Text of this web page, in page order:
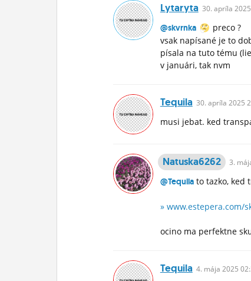
Lytaryta 30. apríla
@skvrnka
preco ?
vsak napísané je to
písala na tuto tému
v januári, tak nvm
Tequila 30. apríla 2025
musi jebat. ked
Natuska6262 3.
@Tequilato tazko, ked
» www.estepera.com/
ocino ma perfektne
Tequila 4. mája 2025